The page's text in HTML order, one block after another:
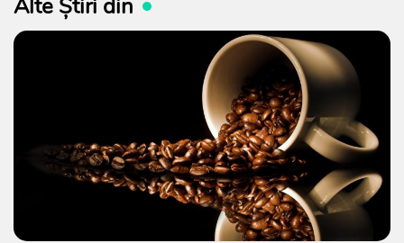
Alte Știri din